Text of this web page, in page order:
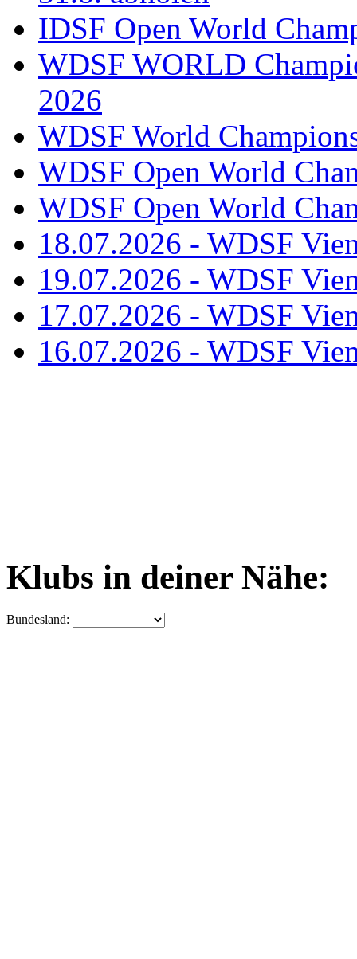
IDSF Open World
WDSF WORLD
2026
WDSF World
WDSF Open World
WDSF Open World
18.07.2026 - WDSF
19.07.2026 - WDSF
17.07.2026 - WDSF
16.07.2026 - WDSF
Klubs in deiner Nähe:
Bundesland: